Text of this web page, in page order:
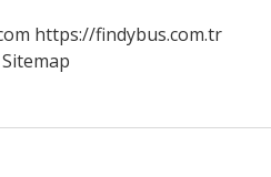
https://findybus.com.tr
Sitemap